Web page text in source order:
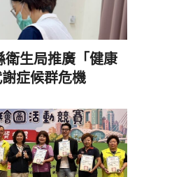
生局推廣「健康
症候群危機